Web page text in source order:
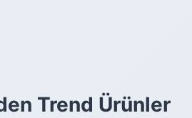
Trend Ürünler